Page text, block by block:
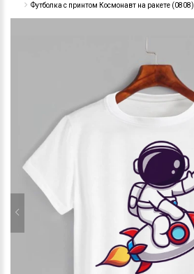
Футболка с принтом Космонавт на ракете (0808)